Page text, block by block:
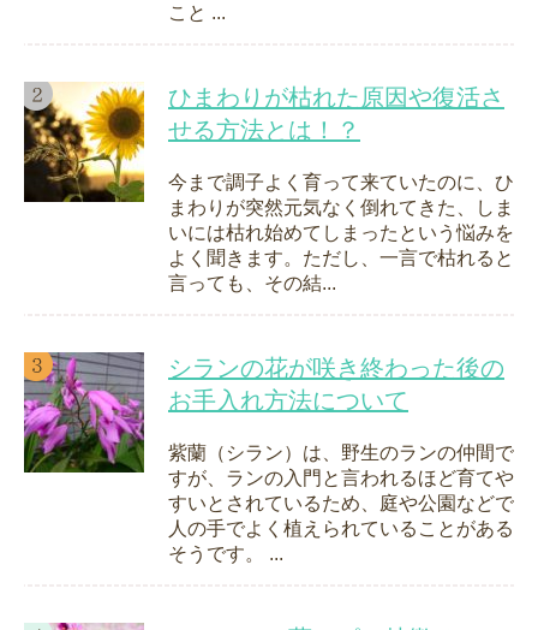
こと ...
ひまわりが枯れた原因や復活さ
せる方法とは！？
今まで調子よく育って来ていたのに、ひ
まわりが突然元気なく倒れてきた、しま
いには枯れ始めてしまったという悩みを
よく聞きます。ただし、一言で枯れると
言っても、その結...
シランの花が咲き終わった後の
お手入れ方法について
紫蘭（シラン）は、野生のランの仲間で
すが、ランの入門と言われるほど育てや
すいとされているため、庭や公園などで
人の手でよく植えられていることがある
そうです。 ...